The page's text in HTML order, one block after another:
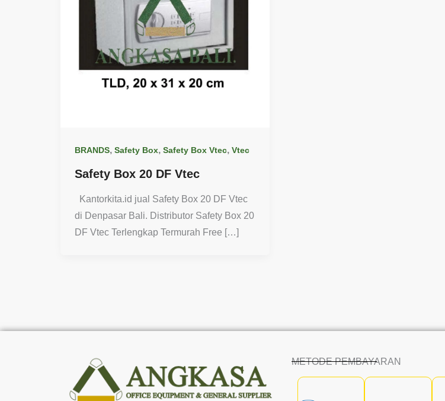
BRANDS, Safety Box, Safety Box Vtec, Vtec
Safety Box 20 DF Vtec
Kantorkita.id jual Safety Box 20 DF Vtec
di Denpasar Bali. Distributor Safety Box 20
DF Vtec Terlengkap Termurah Free […]
METODE PEMBAYARAN